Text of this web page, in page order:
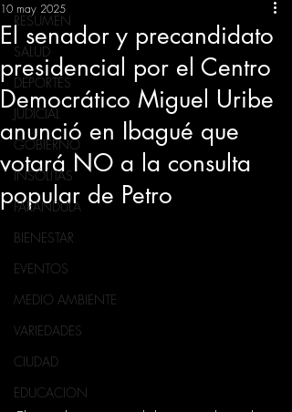
RESUMEN
SALUD
DEPORTES
JUDICIAL
GOBIERNO
INSÓLITAS
FARANDULA
BIENESTAR
EVENTOS
MEDIO AMBIENTE
VARIEDADES
CIUDAD
EDUCACION
El senador y precandidato
presidencial por el Centro
Democrático Miguel Uribe
anunció en Ibagué que
votará NO a la consulta
popular de Petro
10 may 2025